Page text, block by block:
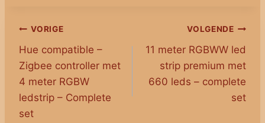
Bericht
navigatie
VORIGE
Hue compatible –
Zigbee controller met
4 meter RGBW
ledstrip – Complete
set
VOLGENDE
11 meter RGBWW led
strip premium met
660 leds – complete
set